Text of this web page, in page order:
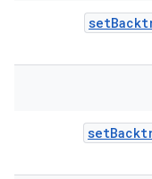
set
set